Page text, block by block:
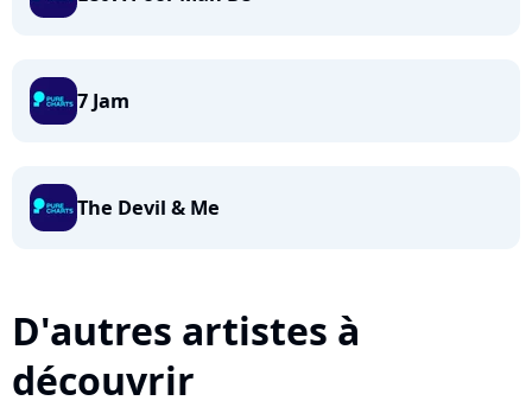
7 Jam
The Devil & Me
D'autres artistes à
découvrir